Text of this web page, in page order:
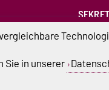
des SPRZ
Sie in unserer